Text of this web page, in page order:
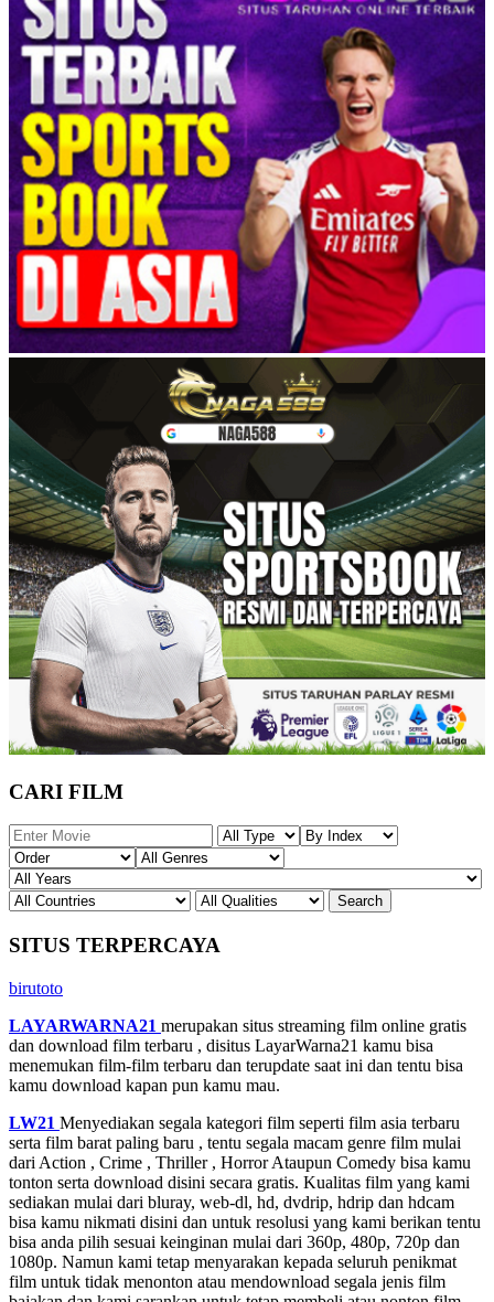
CARI FILM
SITUS TERPERCAYA
birutoto
LAYARWARNA21 merupakan situs streaming film online gratis
dan download film terbaru , disitus LayarWarna21 kamu bisa
menemukan film-film terbaru dan terupdate saat ini dan tentu bisa
kamu download kapan pun kamu mau.
LW21 Menyediakan segala kategori film seperti film asia terbaru
serta film barat paling baru , tentu segala macam genre film mulai
dari Action , Crime , Thriller , Horror Ataupun Comedy bisa kamu
tonton serta download disini secara gratis. Kualitas film yang kami
sediakan mulai dari bluray, web-dl, hd, dvdrip, hdrip dan hdcam
bisa kamu nikmati disini dan untuk resolusi yang kami berikan tentu
bisa anda pilih sesuai keinginan mulai dari 360p, 480p, 720p dan
1080p. Namun kami tetap menyarakan kepada seluruh penikmat
film untuk tidak menonton atau mendownload segala jenis film